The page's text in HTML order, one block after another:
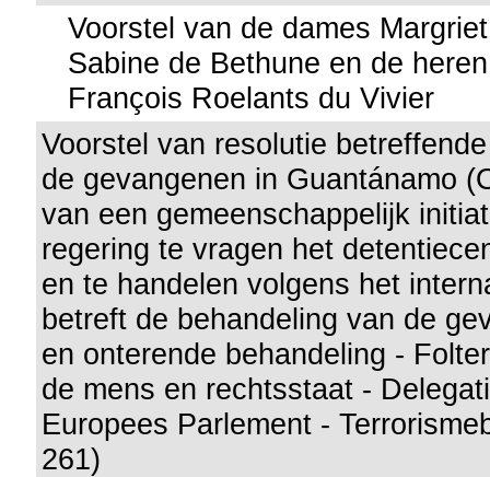
Voorstel van de dames
Sabine de Bethune en de
François Roelants du Vivier
Voorstel van resolutie
de gevangenen in Guantánamo
van een gemeenschappelijk
regering te vragen het
en te handelen volgens het
betreft de behandeling van de
en onterende behandeling -
de mens en rechtsstaat -
Europees Parlement -
261)